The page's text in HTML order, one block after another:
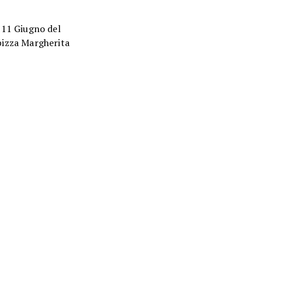
Giugno del
Margherita